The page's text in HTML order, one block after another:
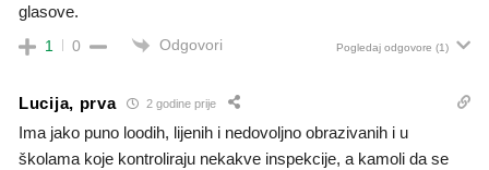
glasove.
1 0 Odgovori Pogledaj odgovore (1)
Lucija, prva 2 godine prije
Ima jako puno loodih, lijenih i nedovoljno obrazivanih i u
školama koje kontroliraju nekakve inspekcije, a kamoli da se